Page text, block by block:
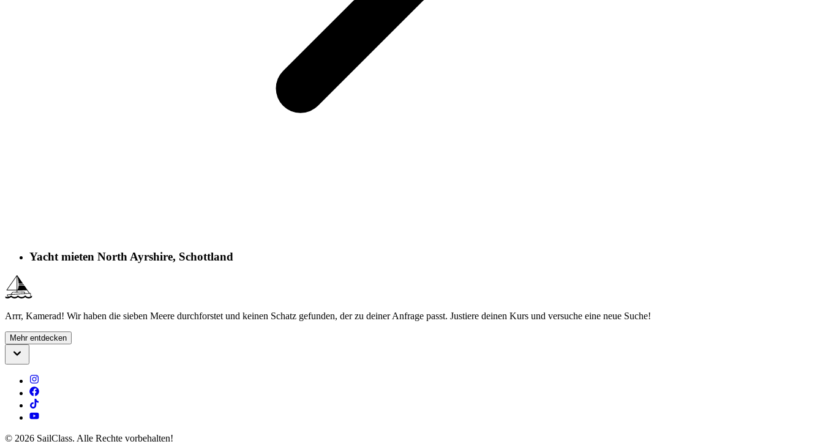
Yacht mieten North Ayrshire, Schottland
Arrr, Kamerad! Wir haben die sieben Meere durchforstet und keinen Schatz gefunden, der zu deiner Anfrage passt. Justiere deinen Kurs und versuche eine neue Suche!
Mehr entdecken
© 2026 SailClass. Alle Rechte vorbehalten!